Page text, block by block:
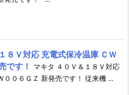
８Ｖ対応 充電式保冷温庫 ＣＷ
です！
マキタ ４０Ｖ＆１８Ｖ対応
００６ＧＺ 新発売です！ 従来機 ...